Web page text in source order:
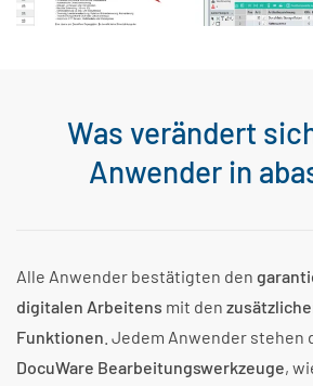
Was verändert
Anwender in
Alle Anwender bestätigten den
digitalen Arbeitens mit den
Funktionen . Jedem Anwender stehen
DocuWare Bearbeitungswerkzeuge,